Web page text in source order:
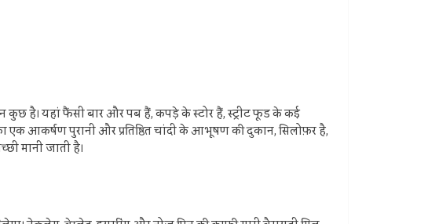
कुछ है। यहां फैंसी बार और पब हैं, कपड़े के स्टोर हैं, स्ट्रीट फूड के कई
आकर्षण पुरानी और प्रतिष्ठित चांदी के आभूषण की दुकान, सिलोफ़र ​​है,
मानी जाती है।